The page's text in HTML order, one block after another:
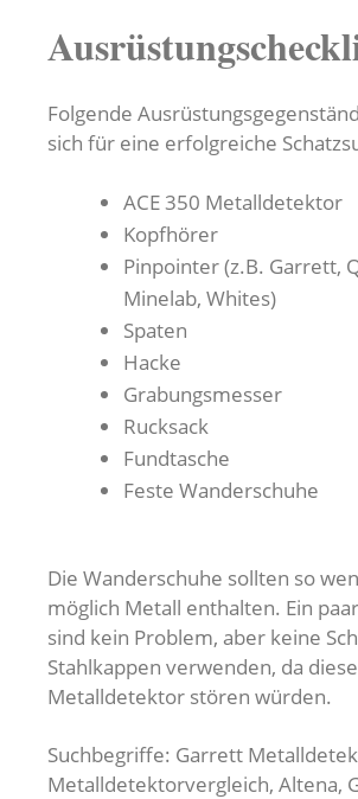
Folgende
sich für eine erfolgreiche
ACE 350 Metalldetektor
Kopfhörer
Pinpointer (z.B. Garrett,
Minelab, Whites)
Spaten
Hacke
Grabungsmesser
Rucksack
Fundtasche
Feste Wanderschuhe
Die Wanderschuhe sollten so
möglich Metall enthalten. Ein
sind kein Problem, aber keine
Stahlkappen verwenden, da
Metalldetektor stören würden.
Suchbegriffe: Garrett
Metalldetektorvergleich, Altena,